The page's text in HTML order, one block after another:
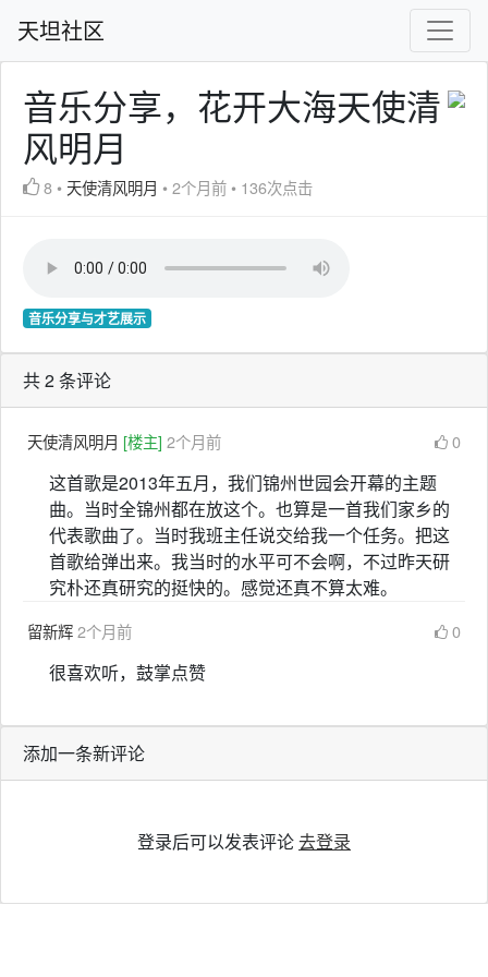
天坦社区
音乐分享，花开大海天使清
风明月
8 • 天使清风明月 •2个月前 • 136次点击
音乐分享与才艺展示
共 2 条评论
天使清风明月 [楼主] 2个月前 0
这首歌是2013年五月，我们锦州世园会开幕的主题
曲。当时全锦州都在放这个。也算是一首我们家乡的
代表歌曲了。当时我班主任说交给我一个任务。把这
首歌给弹出来。我当时的水平可不会啊，不过昨天研
究朴还真研究的挺快的。感觉还真不算太难。
留新辉2个月前 0
很喜欢听，鼓掌点赞
添加一条新评论
登录后可以发表评论去登录